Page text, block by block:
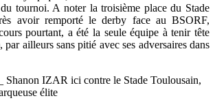
du tournoi. A noter la troisième place du Stade
avoir remporté le derby face au BSORF,
pourtant, a été la seule équipe à tenir tête
ailleurs sans pitié avec ses adversaires dans
Shanon IZAR ici contre le Stade Toulousain,
élite